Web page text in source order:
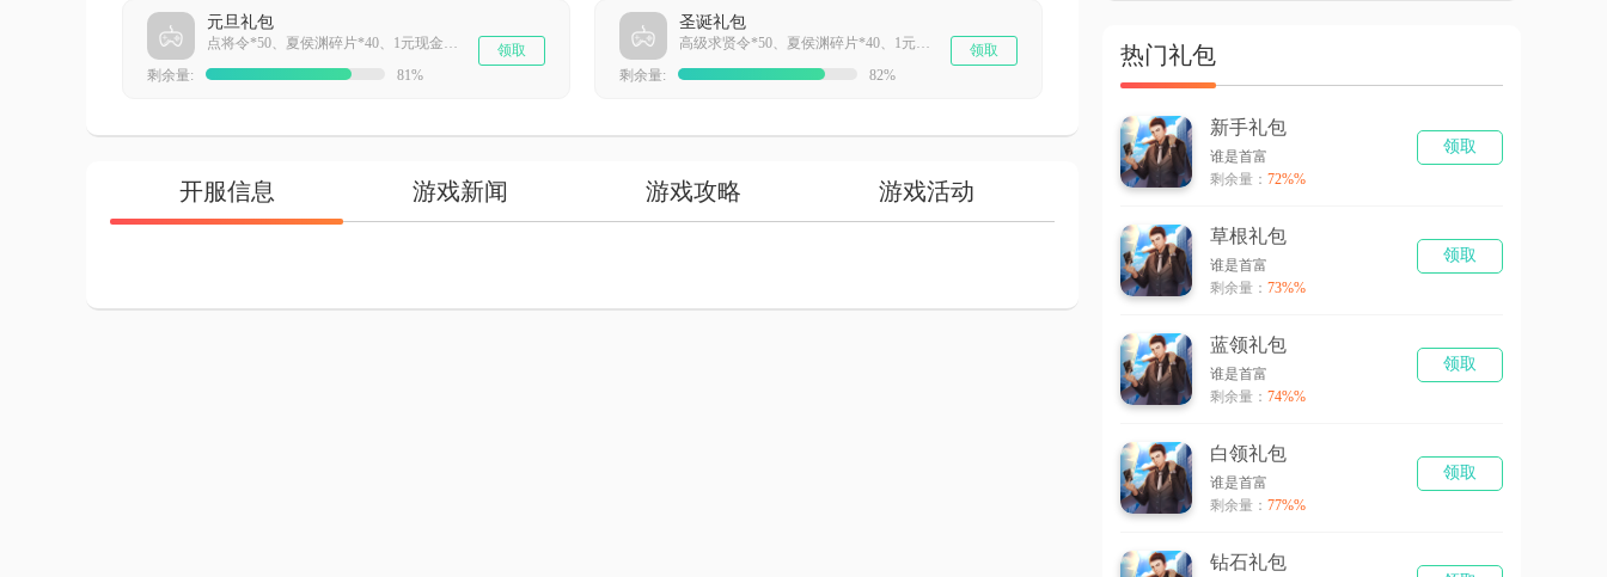
元旦礼包
点将令*50、夏侯渊碎片*40、1元现金卡*99
剩余量:
81%
领取
圣诞礼包
高级求贤令*50、夏侯渊碎片*40、1元现金卡*99
剩余量:
82%
领取
开服信息 游戏新闻 游戏攻略 游戏活动
热门礼包
新手礼包
谁是首富
剩余量： 72%%
领取
草根礼包
谁是首富
剩余量： 73%%
领取
蓝领礼包
谁是首富
剩余量： 74%%
领取
白领礼包
谁是首富
剩余量： 77%%
领取
钻石礼包